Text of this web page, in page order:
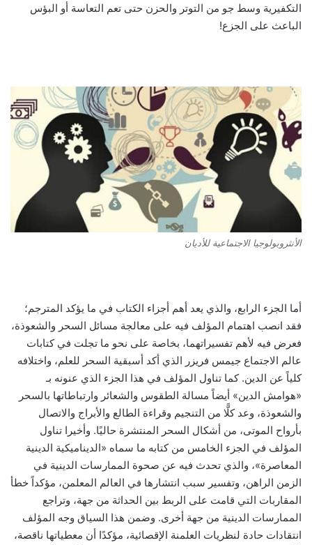
التكفيرية وسط جو من التوتر والحزن حتى تعم التعاسة أو البؤس
الباعث على الجزع!
الأنثروبولوجيا الاجتماعية للأديان
أما الجزء الرابع، والذي يعد أهم أجزاء الكتاب في ما يؤكد المترجم؛
فقد انصب اهتمام المؤلف فيه على معالجة مسائل السحر والشعوذة،
فعرض فيه لأهم تفسيراتهما، بخاصة على نحو ما تجلت في كتابات
عالم الاجتماع جيمس فريزر الذي أكد أسبقية السحر للعلم، واختلافه
كلياً عن الدين. كما تناول المؤلف في هذا الجزء الذي عنونه بـ
«هوامش الدين» أيضاً مسالة الطقوس والشعائر وارتباطاتها بالسحر
والشعوذة، وعد كلًّا من التنجيم وقراءة الطالع والأبراج والاتصال
بأرواح الموتى، من أشكال السحر المنتشرة حاليًا. وأخيرا تناول
المؤلف في الجزء الخامس من كتابه ما سماه «الديناميكية الدينية
المعاصرة»، والذي تحدث فيه عن صحوة الممارسات الدينية في
الزمن الراهن، وتفسير سبب انتشارها في العالم المعلمن، مؤكداً خطأ
المقاربات التي قامت على الربط بين الحداثة من جهة، وتراجع
الممارسات الدينية من جهة أخرى. وضمن هذا السياق وجه المؤلف
انتقادات حادة لنظريات العلمنة الإقصائية، مؤكدًا أن معطياتها ناقصة،